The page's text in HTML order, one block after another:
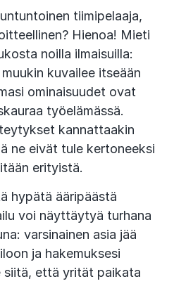
tiimipelaaja,
Hienoa! Mieti
noilla ilmaisuilla:
kuvailee itseään
ominaisuudet ovat
työelämässä.
kannattaakin
ne eivät tule kertoneeksi
erityistä.
hypätä ääripäästä
voi näyttäytyä turhana
varsinainen asia jää
ja hakemuksesi
siitä, että yrität paikata